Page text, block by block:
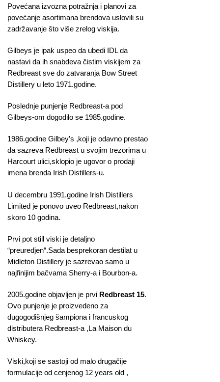
Povećana izvozna potražnja i planovi za
povećanje asortimana brendova uslovili su
zadržavanje što više zrelog viskija.
Gilbeys je ipak uspeo da ubedi IDL da
nastavi da ih snabdeva čistim viskijem za
Redbreast sve do zatvaranja Bow Street
Distillery u leto 1971.godine.
Poslednje punjenje Redbreast-a pod
Gilbeys-om dogodilo se 1985.godine.
1986.godine Gilbey’s ,koji je odavno prestao
da sazreva Redbreast u svojim trezorima u
Harcourt ulici,sklopio je ugovor o prodaji
imena brenda Irish Distillers-u.
U decembru 1991.godine Irish Distillers
Limited je ponovo uveo Redbreast,nakon
skoro 10 godina.
Prvi pot still viski je detaljno
“preuredjen“.Sada besprekoran destilat u
Midleton Distillery je sazrevao samo u
najfinijim bačvama Sherry-a i Bourbon-a.
2005.godine objavljen je prvi Redbreast 15.
Ovo punjenje je proizvedeno za
dugogodišnjeg šampiona i francuskog
distributera Redbreast-a ,La Maison du
Whiskey.
Viski,koji se sastoji od malo drugačije
formulacije od cenjenog 12 years old ,